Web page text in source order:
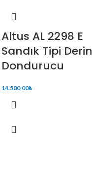
Altus AL 2298 E
Sandık Tipi Derin
Dondurucu
14.500,00₺